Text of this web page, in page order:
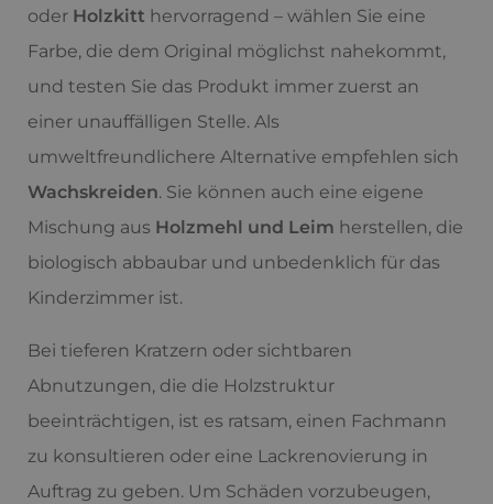
oder Holzkitt hervorragend – wählen Sie eine
Farbe, die dem Original möglichst nahekommt,
und testen Sie das Produkt immer zuerst an
einer unauffälligen Stelle. Als
umweltfreundlichere Alternative empfehlen sich
Wachskreiden. Sie können auch eine eigene
Mischung aus Holzmehl und Leim herstellen, die
biologisch abbaubar und unbedenklich für das
Kinderzimmer ist.
Bei tieferen Kratzern oder sichtbaren
Abnutzungen, die die Holzstruktur
beeinträchtigen, ist es ratsam, einen Fachmann
zu konsultieren oder eine Lackrenovierung in
Auftrag zu geben. Um Schäden vorzubeugen,